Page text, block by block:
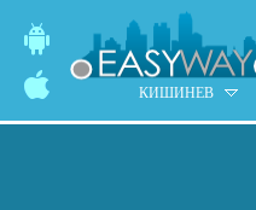
КИШИНЕВ